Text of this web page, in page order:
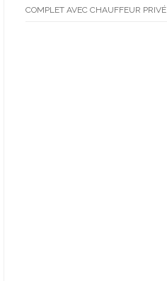
COMPLET AVEC CHAUFFEUR PRIVÉ